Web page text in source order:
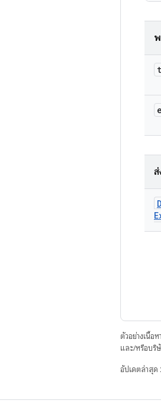
e
ส่
ตัวอย่างเนื้อ
และ/หรือบริ
อัปเดตล่าสุ